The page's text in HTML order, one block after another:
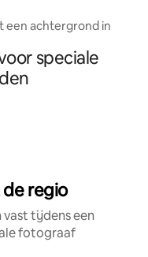
een achtergrond in
speciale
de regio
tijdens een
fotograaf